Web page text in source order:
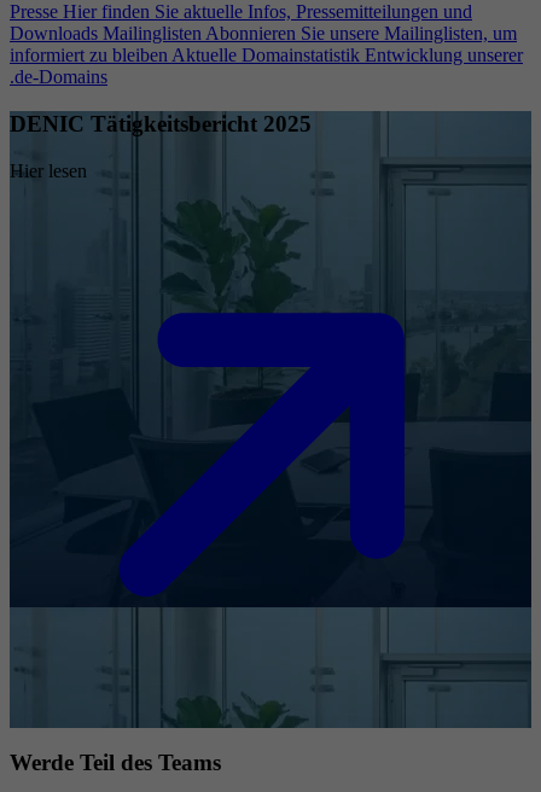
Presse Hier finden Sie aktuelle Infos, Pressemitteilungen und
Downloads Mailinglisten Abonnieren Sie unsere Mailinglisten, um
informiert zu bleiben Aktuelle Domainstatistik Entwicklung unserer
.de-Domains
DENIC Tätigkeitsbericht 2025
Hier lesen
Werde Teil des Teams